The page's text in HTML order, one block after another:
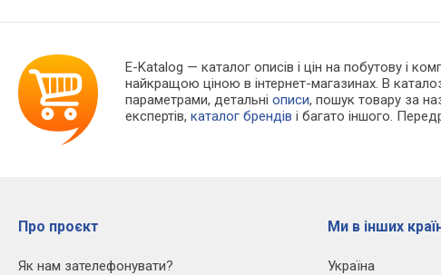
E-Katalog — каталог описів і цін на побутову і
найкращою ціною в інтернет-магазинах. В
параметрами, детальніописи, пошук товару за
експертів,каталог брендів і багато іншого.
Про проєкт
Як нам зателефонувати?
Ми в інших
Україна